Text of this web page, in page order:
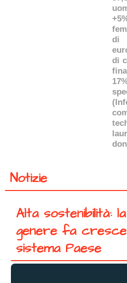
di
di
Notizie
Alta sostenibilità:
genere fa
sistema Paese